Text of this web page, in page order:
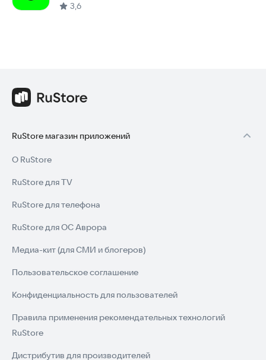
3,6
RuStore магазин приложений
О RuStore
RuStore для TV
RuStore для телефона
RuStore для ОС Аврора
Медиа-кит (для СМИ и блогеров)
Пользовательское соглашение
Конфиденциальность для пользователей
Правила применения рекомендательных технологий
RuStore
Дистрибутив для производителей